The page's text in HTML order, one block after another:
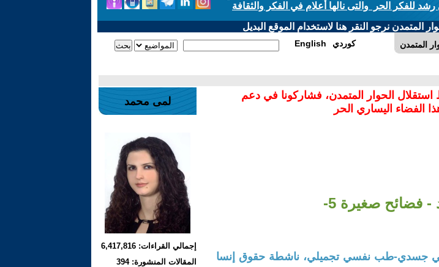
للفكر الحر والتى نالها أعلام في الفكر والثقافة
المتمدن نرجو النقر هنا لاستخدام الموقع البديل
المتمدن English كوردي
استقلال الحوار المتمدن، فشاركونا في دعم
الفضاء اليساري الحر
- فضائح صغيرة 5-
جسدي-طب نفسي تجميلي، ناشطة حقوق إنسا
لمى محمد
إجمالي القراءات: 6,417,816
المقالات المنشورة: 394